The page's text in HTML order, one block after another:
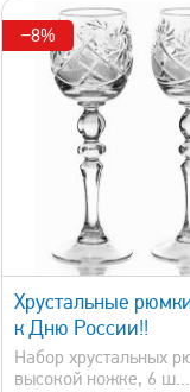
−8%
Хрустальные
к Дню России!!
Набор хрустальных
высокой ножке, 6 ш...
быстрый